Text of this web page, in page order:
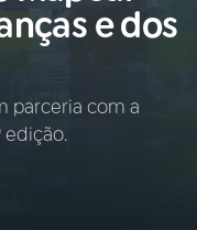
e dos
parceria com a
edição.